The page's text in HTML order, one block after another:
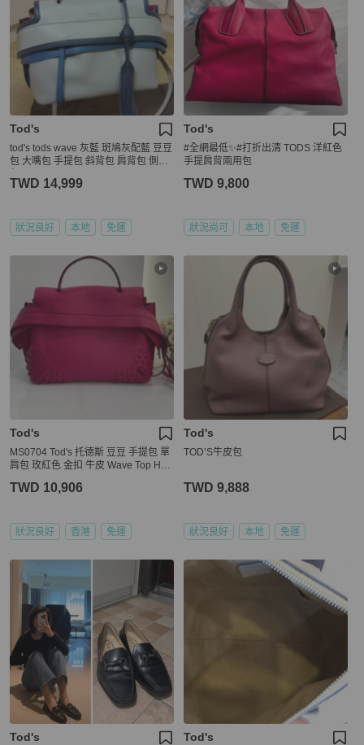
Tod's
tod's tods wave 灰藍 斑鳩灰配藍 豆豆
包 大嘴包 手提包 斜背包 肩背包 側背
TWD 14,999
狀況良好 本地 免運
Tod's
#全網最低✨#打折出清 TODS 洋紅色
手提肩背兩用包
TWD 9,800
狀況尚可 本地 免運
Tod's
MS0704 Tod's 托德斯 豆豆 手提包 單
肩包 玫紅色 金扣 牛皮 Wave Top Han
TWD 10,906
狀況良好 香港 免運
Tod's
TOD’S牛皮包
TWD 9,888
狀況良好 本地 免運
Tod's Tod's